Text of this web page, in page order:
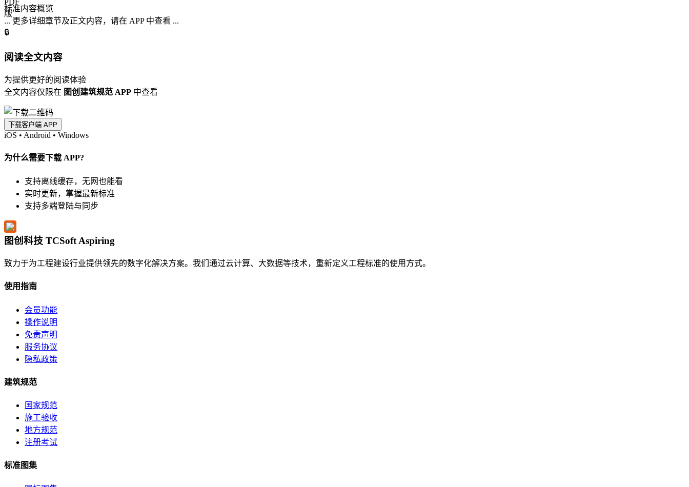
标准内容概览
... 更多详细章节及正文内容，请在 APP 中查看 ...
🔒
阅读全文内容
为提供更好的阅读体验
全文内容仅限在 图创建筑规范 APP 中查看
下载客户端 APP
iOS • Android • Windows
为什么需要下载 APP?
支持离线缓存，无网也能看
实时更新，掌握最新标准
支持多端登陆与同步
图创科技 TCSoft Aspiring
致力于为工程建设行业提供领先的数字化解决方案。我们通过云计算、大数据等技术，重新定义工程标准的使用方式。
使用指南
会员功能
操作说明
免责声明
服务协议
隐私政策
建筑规范
国家规范
施工验收
地方规范
注册考试
标准图集